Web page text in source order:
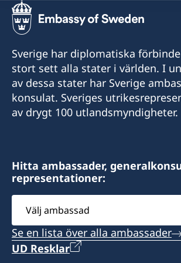
Sverige har diplomatiska
stort sett alla stater i världen. I
av dessa stater har Sverige
konsulat. Sveriges
av drygt 100 utlandsmyndigheter.
Hitta ambassader,
representationer:
Välj
ambassad
Se en lista över alla ambassader
UD Resklar